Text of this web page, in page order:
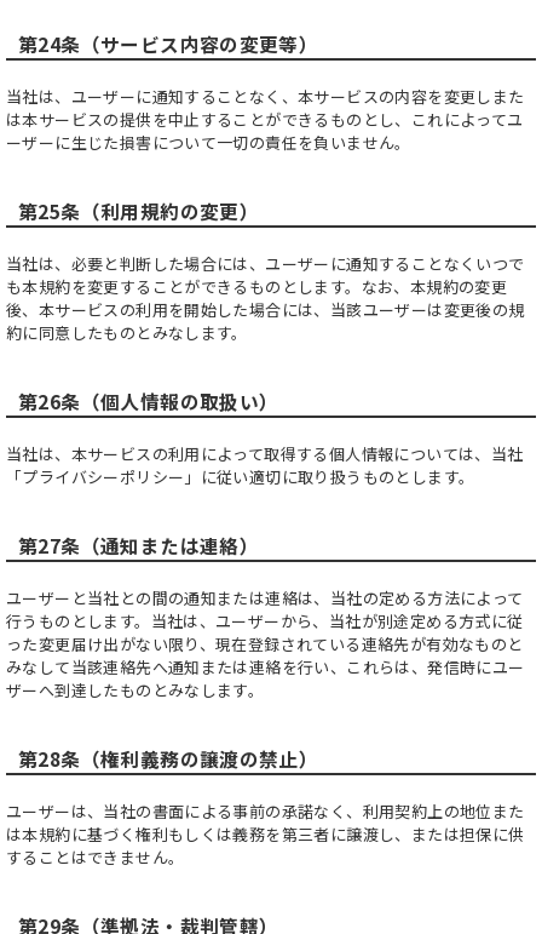
第24条（サービス内容の変更等）
当社は、ユーザーに通知することなく、本サービスの内容を変更しまた
は本サービスの提供を中止することができるものとし、これによってユ
ーザーに生じた損害について一切の責任を負いません。
第25条（利用規約の変更）
当社は、必要と判断した場合には、ユーザーに通知することなくいつで
も本規約を変更することができるものとします。なお、本規約の変更
後、本サービスの利用を開始した場合には、当該ユーザーは変更後の規
約に同意したものとみなします。
第26条（個人情報の取扱い）
当社は、本サービスの利用によって取得する個人情報については、当社
「プライバシーポリシー」に従い適切に取り扱うものとします。
第27条（通知または連絡）
ユーザーと当社との間の通知または連絡は、当社の定める方法によって
行うものとします。当社は、ユーザーから、当社が別途定める方式に従
った変更届け出がない限り、現在登録されている連絡先が有効なものと
みなして当該連絡先へ通知または連絡を行い、これらは、発信時にユー
ザーへ到達したものとみなします。
第28条（権利義務の譲渡の禁止）
ユーザーは、当社の書面による事前の承諾なく、利用契約上の地位また
は本規約に基づく権利もしくは義務を第三者に譲渡し、または担保に供
することはできません。
第29条（準拠法・裁判管轄）